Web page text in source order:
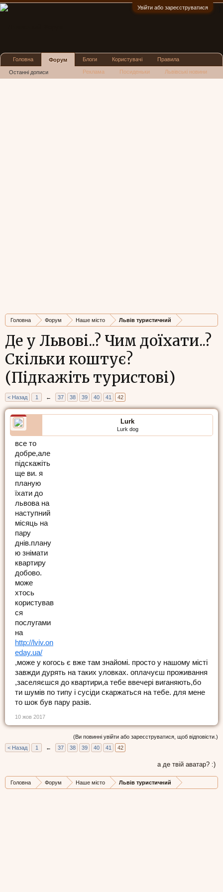
Увійти або зареєструватися
Головна Форум Наше місто Львів туристичний
Де у Львові..? Чим доїхати..?
Скільки коштує?
(Підкажіть туристові)
< Назад 1 ← 37 38 39 40 41 42
Lurk
Lurk dog
все то
добре,але
підскажіть
ще ви. я
планую
їхати до
львова на
наступний
місяць на
пару
днів.плану
ю знімати
квартиру
добово.
може
хтось
користував
ся
послугами
на
http://lviv.on
eday.ua/
,може у когось є вже там знайомі. просто у нашому місті
завжди дурять на таких уловках. оплачуєш проживання
,заселяєшся до квартири,а тебе ввечері виганяють,бо
ти шумів по типу і сусіди скаржаться на тебе. для мене
то шок був пару разів.
10 жов 2017
(Ви повинні увійти або зареєструватися, щоб відповісти.)
< Назад
1 ← 37 38 39 40 41 42
а де твій аватар? :)
Головна Форум Наше місто Львів туристичний
Головна Форум
Останні дописи
Блоги Користувачі Правила
Реклама Посиденьки Львівські новини